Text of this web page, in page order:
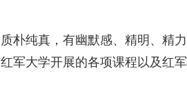
朴纯真，有幽默感、精明、精力
军大学开展的各项课程以及红军